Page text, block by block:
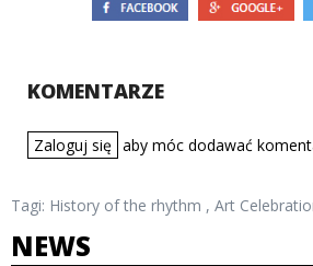
KOMENTARZE
Zaloguj się aby móc dodawać
Tagi: History of the rhythm , Art
NEWS